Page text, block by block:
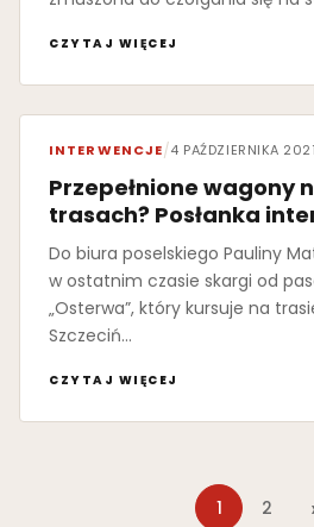
CZYTAJ WIĘCEJ
INTERWENCJE/4 PAŹDZIERNIKA 2021
Przepełnione wagony
trasach? Posłanka
Do biura poselskiego Pauliny
w ostatnim czasie skargi od
„Osterwa”, który kursuje na
Szczeciń…
CZYTAJ WIĘCEJ
1 2